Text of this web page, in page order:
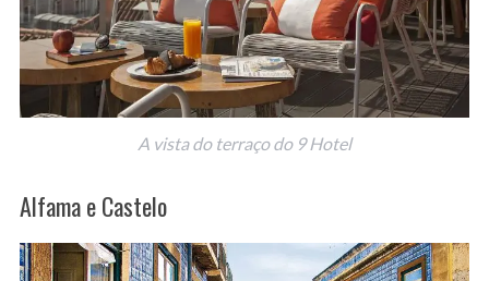
A vista do terraço do 9 Hotel
Alfama e Castelo